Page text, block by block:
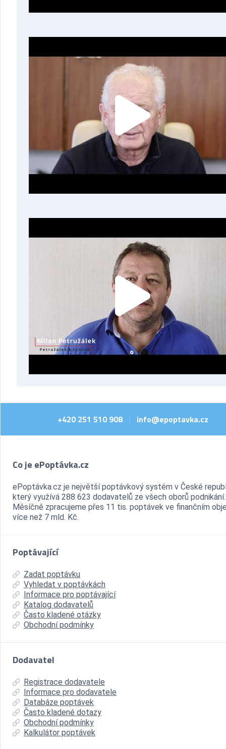
+420 251 510 908 info@epoptavka.cz
Co je ePoptávka.cz
ePoptávka.cz je největší poptávkový systém v České
který využívá 288 623 dodavatelů ze všech oborů podnikání.
Měsíčně zpracujeme přes 11 tis. poptávek ve finančním
více než 7 mld. Kč.
Poptávající
Zadat poptávku
Vyhledat v poptávkách
Informace pro poptávající
Katalog dodavatelů
Často kladené otázky
Obchodní podmínky
Dodavatel
Registrace dodavatele
Informace pro dodavatele
Databáze poptávek
Často kladené dotazy
Obchodní podmínky
Kalkulátor poptávek